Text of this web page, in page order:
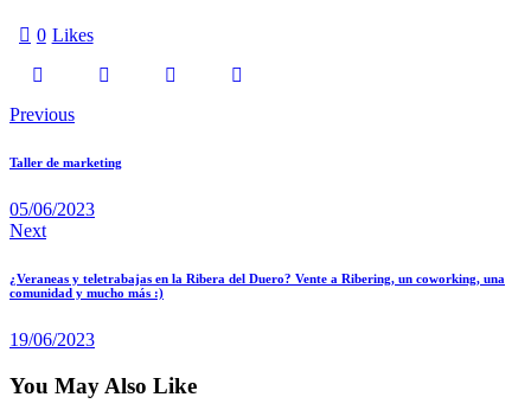
0 Likes
Previous
Taller de marketing
05/06/2023
Next
¿Veraneas y teletrabajas en la Ribera del Duero? Vente a Ribering, un coworking, una
comunidad y mucho más :)
19/06/2023
You May Also Like